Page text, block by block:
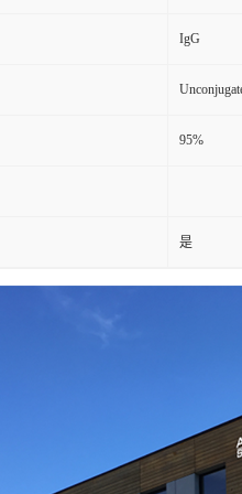
IgG
95%
是